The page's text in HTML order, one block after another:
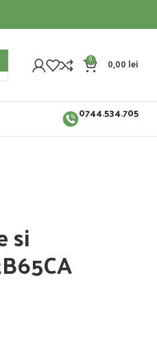
0 0,00 lei
0744.534.705
si